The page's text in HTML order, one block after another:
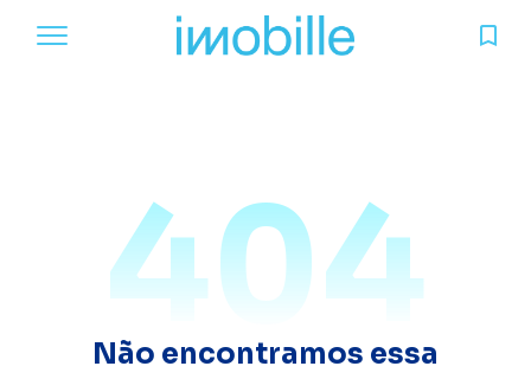
404
Não encontramos essa